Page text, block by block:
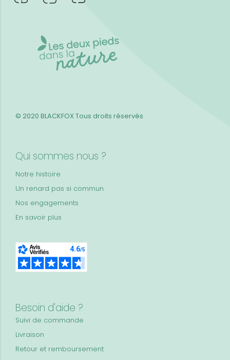
Qui sommes nous ?
Notre histoire
Un renard pas si commun
Nos engagements
En savoir plus
Besoin d'aide ?
Suivi de commande
Livraison
Retour et remboursement
© 2020 BLACKFOXTous droits réservés